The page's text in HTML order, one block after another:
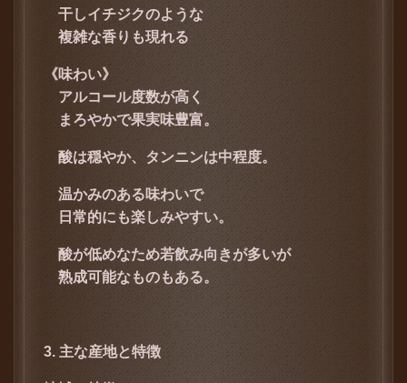
干しイチジクのような
複雑な香りも現れる
《味わい》
アルコール度数が高く
まろやかで果実味豊富。
酸は穏やか、タンニンは中程度。
温かみのある味わいで
日常的にも楽しみやすい。
酸が低めなため若飲み向きが多いが
熟成可能なものもある。
3. 主な産地と特徴